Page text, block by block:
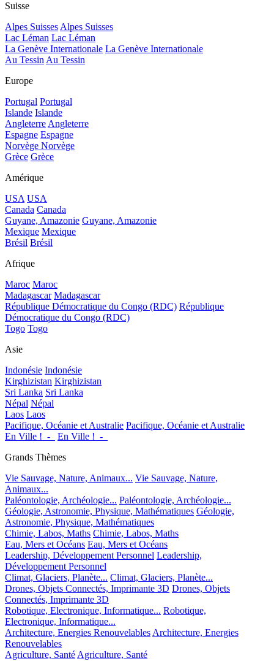
Suisse
Alpes SuissesAlpes Suisses
Lac Léman Lac Léman
La Genève Internationale La Genève Internationale
Au TessinAu Tessin
Europe
Portugal Portugal
Islande Islande
AngleterreAngleterre
Espagne Espagne
Norvège Norvège
Grèce Grèce
Amérique
USA USA
Canada Canada
Guyane, Amazonie Guyane, Amazonie
Mexique Mexique
Brésil Brésil
Afrique
Maroc Maroc
Madagascar Madagascar
République Démocratique du Congo (RDC) République
Démocratique du Congo (RDC)
Togo Togo
Asie
Indonésie Indonésie
Kirghizistan Kirghizistan
Sri Lanka Sri Lanka
Népal Népal
Laos Laos
Pacifique, Océanie et Australie Pacifique, Océanie et Australie
En Ville !_-_
En Ville !_-_
Grands Thèmes
Vie Sauvage, Nature, Animaux... Vie Sauvage, Nature,
Animaux...
Paléontologie, Archéologie... Paléontologie, Archéologie...
Géologie, Astronomie, Physique, Mathématiques Géologie,
Astronomie, Physique, Mathématiques
Chimie, Labos, Maths Chimie, Labos, Maths
Eau, Mers et Océans Eau, Mers et Océans
Leadership, Développement Personnel Leadership,
Développement Personnel
Climat, Glaciers, Planète... Climat, Glaciers, Planète...
Drones, Objets Connectés, Imprimante 3D Drones, Objets
Connectés, Imprimante 3D
Robotique, Electronique, Informatique... Robotique,
Electronique, Informatique...
Architecture, Energies RenouvelablesArchitecture, Energies
Renouvelables
Agriculture, SantéAgriculture, Santé